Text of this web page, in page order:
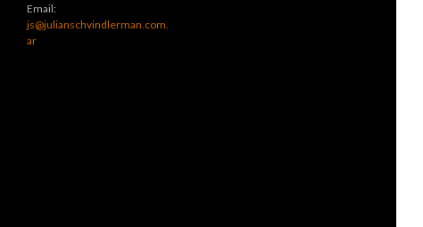
Email:
js@julianschvindlerman.com.
ar